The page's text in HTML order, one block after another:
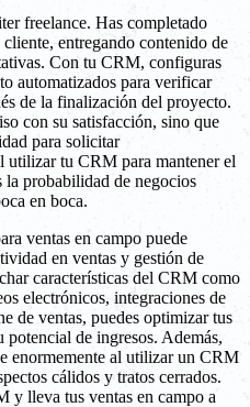
freelance. Has completado
entregando contenido de
Con tu CRM, configuras
automatizados para verificar
de la finalización del proyecto.
con su satisfacción, sino que
para solicitar
utilizar tu CRM para mantener el
la probabilidad de negocios
en boca.
ventas en campo puede
en ventas y gestión de
características del CRM como
electrónicos, integraciones de
de ventas, puedes optimizar tus
de ingresos. Además,
enormemente al utilizar un CRM
cálidos y tratos cerrados.
y lleva tus ventas en campo a